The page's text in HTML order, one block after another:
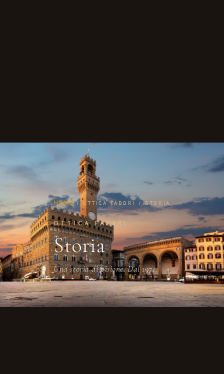
HOME/ OTTICA FABBRI / STORIA
OTTICA FABBRI
Storia
Una storia di visione. Dal 1971.